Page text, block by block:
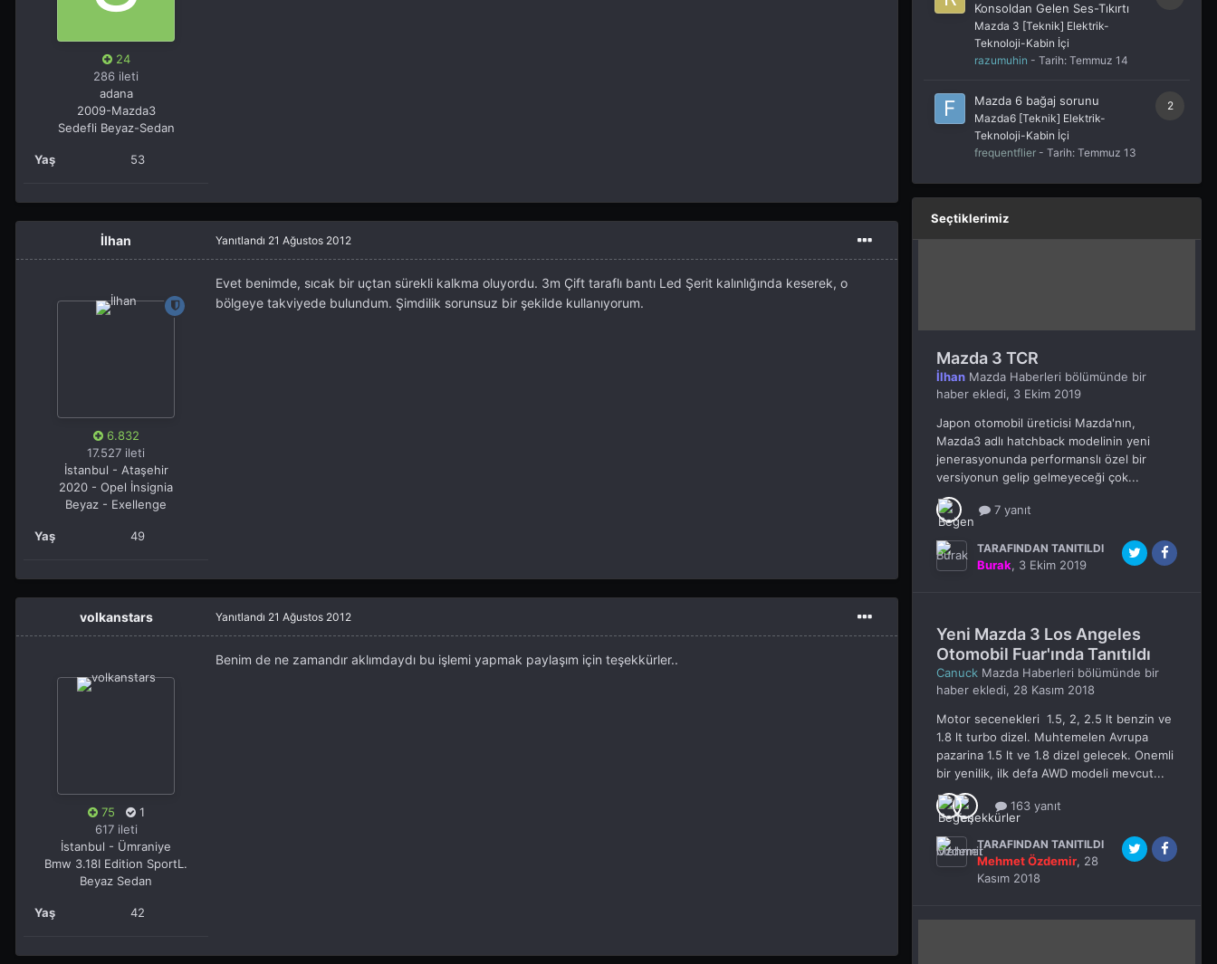
24
286 ileti
adana
2009-Mazda3
Sedefli Beyaz-Sedan
Yaş 53
İlhan
6.832
17.527 ileti
İstanbul - Ataşehir
2020 - Opel İnsignia
Beyaz - Exellenge
Yaş 49
Yanıtlandı 21 Ağustos 2012
Evet benimde, sıcak bir uçtan sürekli kalkma oluyordu. 3m Çift taraflı bantı Led Şerit kalınlığında keserek, o
bölgeye takviyede bulundum. Şimdilik sorunsuz bir şekilde kullanıyorum.
volkanstars
75
1
617 ileti
İstanbul - Ümraniye
Bmw 3.18I Edition SportL.
Beyaz Sedan
Yaş 42
Yanıtlandı 21 Ağustos 2012
Benim de ne zamandır aklımdaydı bu işlemi yapmak paylaşım için teşekkürler..
Konsoldan Gelen Ses-Tıkırtı
Mazda 3 [Teknik] Elektrik-
Teknoloji-Kabin İçi
razumuhin - Tarih: Temmuz 14
2
Mazda 6 bağaj sorunu
Mazda6 [Teknik] Elektrik-
Teknoloji-Kabin İçi
frequentflier - Tarih: Temmuz 13
Seçtiklerimiz
Mazda 3 TCR
İlhan Mazda Haberleri bölümünde bir
haber ekledi, 3 Ekim 2019
Japon otomobil üreticisi Mazda'nın,
Mazda3 adlı hatchback modelinin yeni
jenerasyonunda performanslı özel bir
versiyonun gelip gelmeyeceği çok...
7 yanıt
TARAFINDAN TANITILDI
Burak, 3 Ekim 2019
Yeni Mazda 3 Los Angeles
Otomobil Fuar'ında Tanıtıldı
Canuck Mazda Haberleri bölümünde bir
haber ekledi, 28 Kasım 2018
Motor secenekleri 1.5, 2, 2.5 lt benzin ve
1.8 lt turbo dizel. Muhtemelen Avrupa
pazarina 1.5 lt ve 1.8 dizel gelecek. Onemli
bir yenilik, ilk defa AWD modeli mevcut...
163 yanıt
TARAFINDAN TANITILDI
Mehmet Özdemir, 28
Kasım 2018